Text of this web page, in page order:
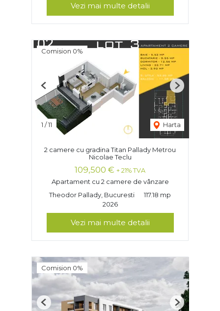
Vezi mai multe detalii
Comision 0%
1 /11 Harta
Previous Next
2 camere cu gradina Titan Pallady Metrou
Nicolae Teclu
109,500 € + 21% TVA
Apartament cu 2 camere de vânzare
Theodor Pallady, Bucuresti
117.18 mp
2026
Vezi mai multe detalii
Comision 0%
Previous Next